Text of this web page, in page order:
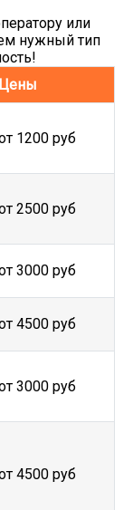
или
нужный тип
Цены
1200 руб
2500 руб
3000 руб
4500 руб
3000 руб
4500 руб